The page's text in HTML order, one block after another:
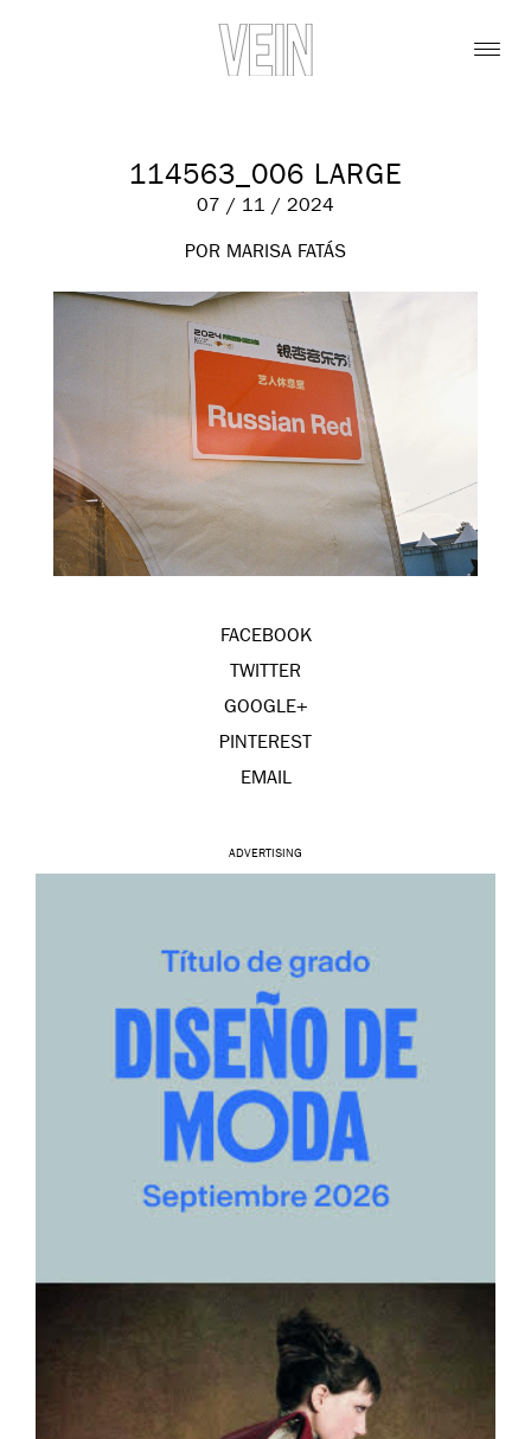
114563_006 LARGE
07 / 11 / 2024
POR MARISA FATÁS
FACEBOOK
TWITTER
GOOGLE+
PINTEREST
EMAIL
ADVERTISING